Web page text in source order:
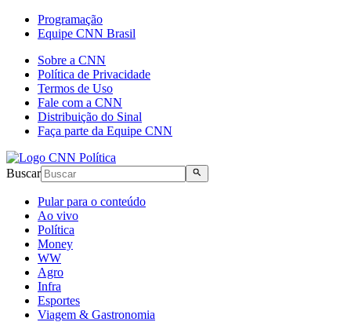
Programação
Equipe CNN Brasil
Sobre a CNN
Política de Privacidade
Termos de Uso
Fale com a CNN
Distribuição do Sinal
Faça parte da Equipe CNN
Buscar
Pular para o conteúdo
Ao vivo
Política
Money
WW
Agro
Infra
Esportes
Viagem & Gastronomia